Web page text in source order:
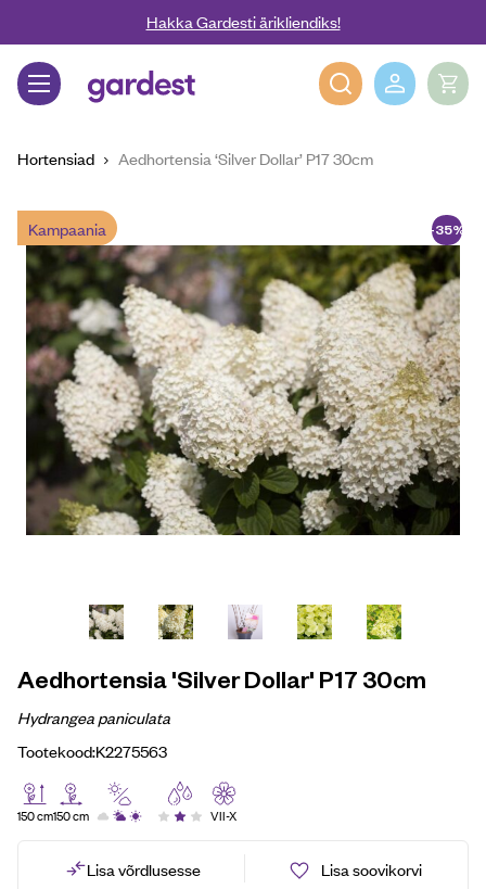
Liigu edasi põhisisu juurdeHakka Gardesti ärikliendiks!
Gardest
Hortensiad Aedhortensia ‘Silver Dollar’ P17 30cm
-35%
Kampaania
Aedhortensia 'Silver Dollar' P17 30cm
Hydrangea paniculata
Tootekood:K2275563
150 cm150 cm VII-X
Lisa võrdlusesse Lisa soovikorvi